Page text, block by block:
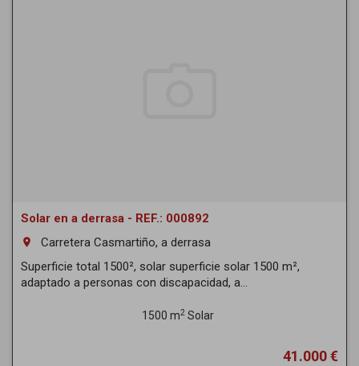
Solar en a derrasa - REF.: 000892
room
Carretera Casmartiño, a derrasa
Superficie total 1500², solar superficie solar 1500 m²,
adaptado a personas con discapacidad, a...
1500 m2Solar
41.000 €